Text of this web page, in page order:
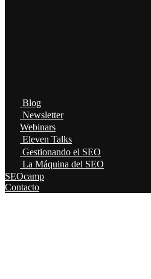
Blog
Newsletter
Webinars
Eleven Talks
Gestionando el SEO
La Máquina del SEO
SEOcamp
Contacto